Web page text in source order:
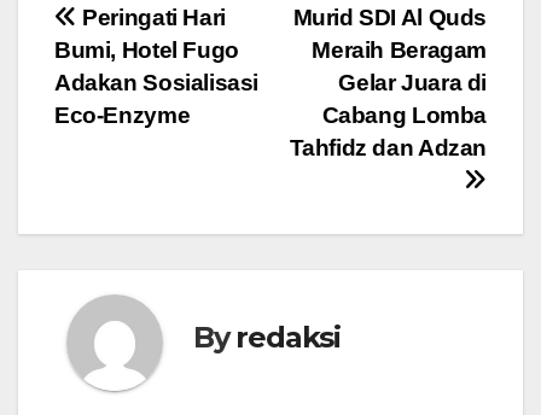
Navigasi
pos
Murid SDI Al Quds
Meraih Beragam
Gelar Juara di
Cabang Lomba
Tahfidz dan Adzan
Peringati Hari
Bumi, Hotel Fugo
Adakan Sosialisasi
Eco-Enzyme
Byredaksi